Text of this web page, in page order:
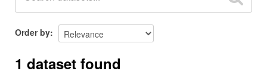
About
Order by
1 dataset found